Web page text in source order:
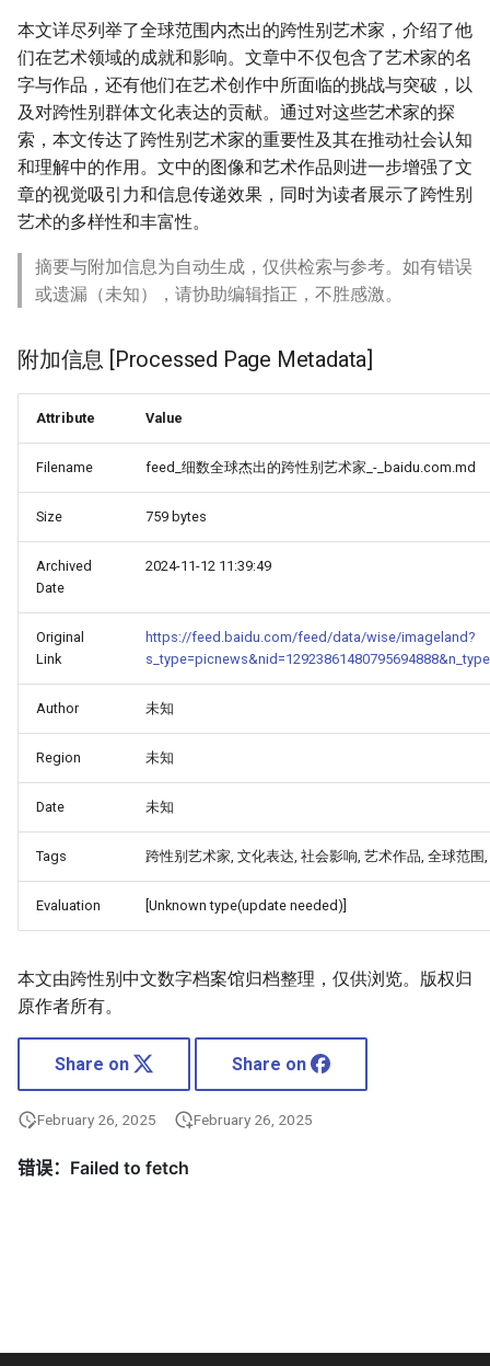
本文详尽列举了全球范围内杰出的跨性别艺术家，介绍了他
们在艺术领域的成就和影响。文章中不仅包含了艺术家的名
字与作品，还有他们在艺术创作中所面临的挑战与突破，以
及对跨性别群体文化表达的贡献。通过对这些艺术家的探
索，本文传达了跨性别艺术家的重要性及其在推动社会认知
和理解中的作用。文中的图像和艺术作品则进一步增强了文
章的视觉吸引力和信息传递效果，同时为读者展示了跨性别
艺术的多样性和丰富性。
摘要与附加信息为自动生成，仅供检索与参考。如有错误
或遗漏（未知），请协助编辑指正，不胜感激。
附加信息 [Processed Page Metadata]
Attribute Value
Filename feed_细数全球杰出的跨性别艺术家_-_baidu.com.md
Size 759 bytes
Archived
Date
2024-11-12 11:39:49
Original
Link
https://feed.baidu.com/feed/data/wise/imageland?
Author 未知
Region 未知
Date 未知
Tags 跨性别艺术家, 文化表达, 社会影响, 艺术作品, 全球范围
Evaluation [Unknown type(update needed)]
本文由跨性别中文数字档案馆归档整理，仅供浏览。版权归
原作者所有。
Share on Share on
February 26, 2025 February 26, 2025